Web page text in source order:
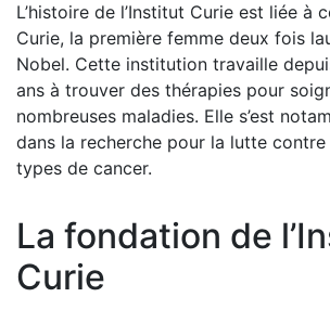
L’histoire de l’Institut Curie est liée à
Curie, la première femme deux fois
Nobel. Cette institution travaille
ans à trouver des thérapies pour
nombreuses maladies. Elle s’est
dans la recherche pour la lutte
types de cancer.
La fondation de
Curie